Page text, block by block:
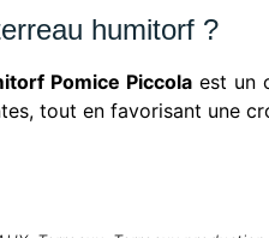
humitorf ?
Pomice Piccolaest un
tout en favorisant une